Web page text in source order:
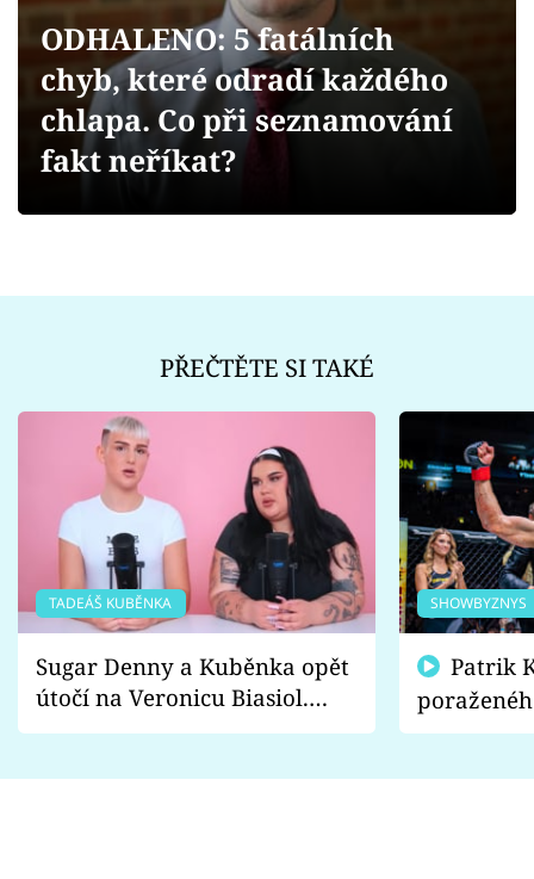
Videa
Sledujte prima+
ODHALENO: 5 fatálních
chyb, které odradí každého
chlapa. Co při seznamování
fakt neříkat?
PŘEČTĚTE SI TAKÉ
TADEÁŠ KUBĚNKA
Sugar Denny a Kuběnka opět
útočí na Veronicu Biasiol.
Proč je podle nich falešná a
SHOWBYZNYS
fanoušci